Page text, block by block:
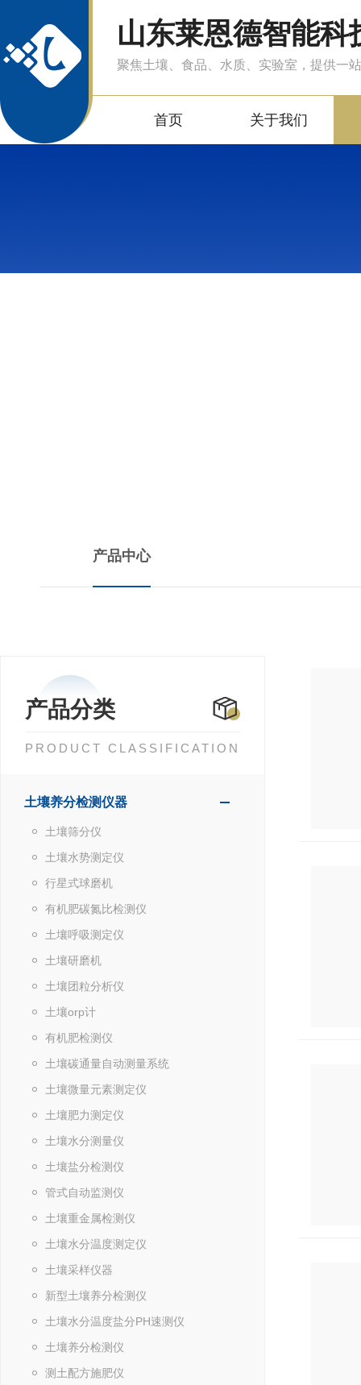
山东莱恩德智能科
聚焦土壤、食品、水质、实验室，提供一
首页 关于我们
产品中心
产品分类
PRODUCT CLASSIFICATION
土壤养分检测仪器
土壤筛分仪
土壤水势测定仪
行星式球磨机
有机肥碳氮比检测仪
土壤呼吸测定仪
土壤研磨机
土壤团粒分析仪
土壤orp计
有机肥检测仪
土壤碳通量自动测量系统
土壤微量元素测定仪
土壤肥力测定仪
土壤水分测量仪
土壤盐分检测仪
管式自动监测仪
土壤重金属检测仪
土壤水分温度测定仪
土壤采样仪器
新型土壤养分检测仪
土壤水分温度盐分PH速测仪
土壤养分检测仪
测土配方施肥仪